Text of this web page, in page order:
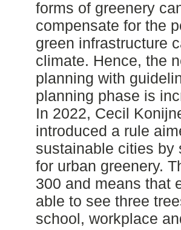
forms of greenery
compensate for the
green infrastructure
climate. Hence, the
planning with
planning phase is
In 2022, Cecil
introduced a rule
sustainable cities by
for urban greenery.
300 and means that
able to see three
school, workplace